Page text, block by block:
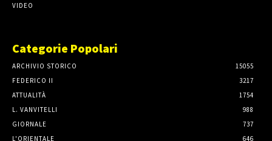
VIDEO
Categorie Popolari
ARCHIVIO STORICO
15055
FEDERICO II
3217
ATTUALITÀ
1754
L. VANVITELLI
988
GIORNALE
737
L'ORIENTALE
646